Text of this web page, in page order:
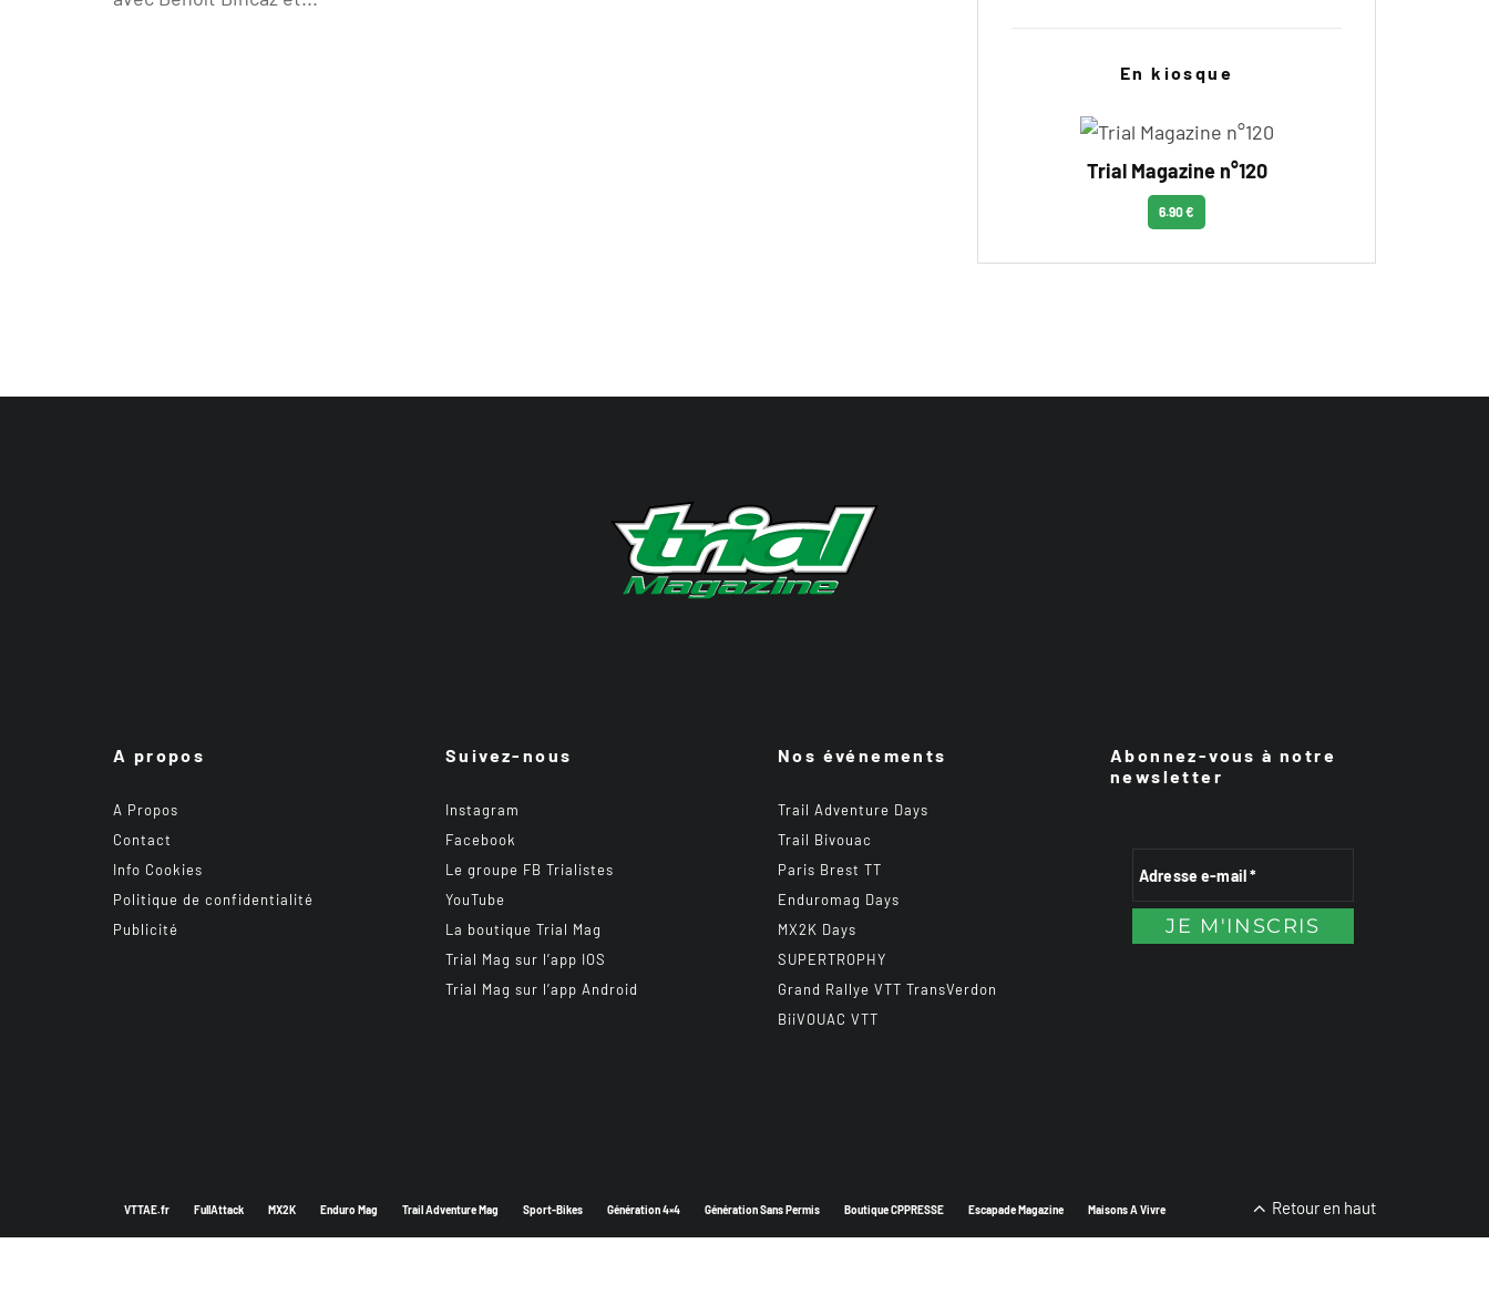
En kiosque
Trial Magazine n°120
6.90 €
A propos
A Propos
Contact
Info Cookies
Politique de confidentialité
Publicité
Suivez-nous
Instagram
Facebook
Le groupe FB Trialistes
YouTube
La boutique Trial Mag
Trial Mag sur l’app IOS
Trial Mag sur l’app Android
Nos événements
Trail Adventure Days
Trail Bivouac
Paris Brest TT
Enduromag Days
MX2K Days
SUPERTROPHY
Grand Rallye VTT TransVerdon
BiiVOUAC VTT
Abonnez-vous à notre
newsletter
VTTAE.fr FullAttack MX2K Enduro Mag Trail Adventure Mag Sport-Bikes Génération 4×4 Génération Sans Permis Boutique CPPRESSE Escapade Magazine Maisons A Vivre Retour en haut